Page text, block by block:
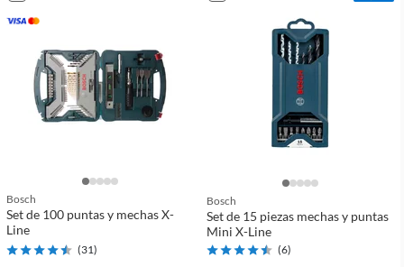
Bosch
Set de 100 puntas y mechas X-
Line
(31)
Bosch
Set de 15 piezas mechas y puntas
Mini X-Line
(6)